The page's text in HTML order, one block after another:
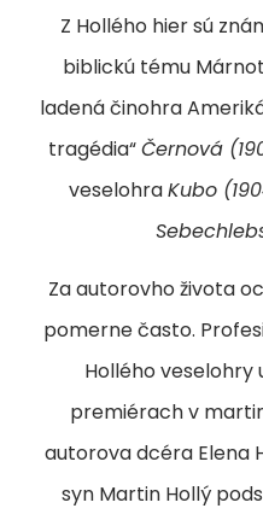
Z Hollého hier sú
biblickú tému
ladená činohra
tragédia“Černová
veselohraKubo
Za autorovho života
pomerne často.
Hollého veselohry
premiérach v
autorova dcéra Elena
syn Martin Hollý